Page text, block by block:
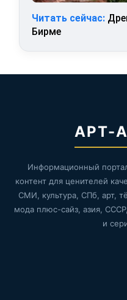
Читать сейчас:
Бирме
АРТ-
Информационный
контент для ценителей
СМИ, культура, СПб, арт,
мода плюс-сайз, азия,
и